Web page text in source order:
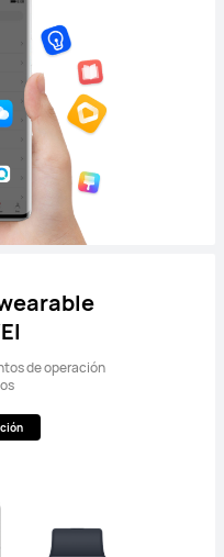
de operación